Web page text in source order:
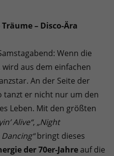
– Disco-Ära
Wenn die
aus dem einfachen
An der Seite der
tanzt er nicht nur um den
Leben. Mit den größten
Alive“, „Night
bringt dieses
der 70er-Jahre auf die